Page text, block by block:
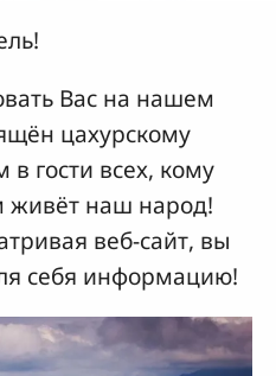
Вас на нашем
цахурскому
гости всех, кому
живёт наш народ!
веб-сайт, вы
себя информацию!